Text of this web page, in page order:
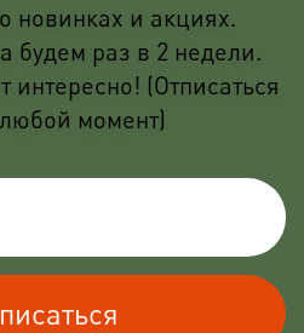
новинках и акциях.
будем раз в 2 недели.
интересно! (Отписаться
момент)